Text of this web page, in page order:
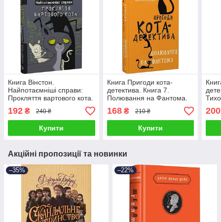
Книга Вінстон.
Найпотаємніші справи:
Прокляття вартового кота.
Фрауке Шойнеманн
192 ₴ 240 ₴
Купити
Книга Пригоди кота-
детектива. Книга 7.
Полювання на Фантома.
Фрауке Шойнеманн
168₴ 210 ₴
Купити
200
Акційні пропозиції та новинки
–35% –22%